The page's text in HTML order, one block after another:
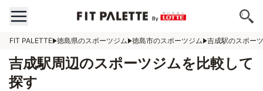
FIT PALETTE 徳島県のスポーツジム 徳島市のスポーツジム 吉成駅のスポー
吉成駅周辺のスポーツジムを比較して
探す